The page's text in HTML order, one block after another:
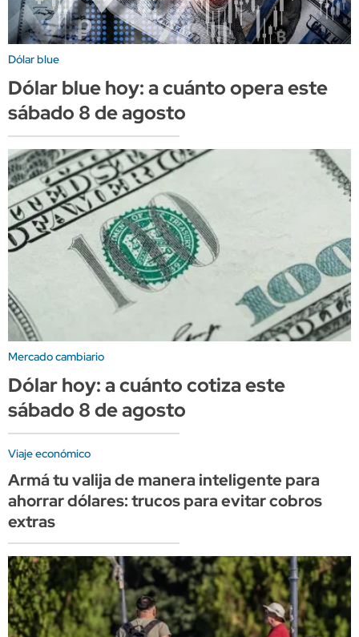
Dólar blue
Dólar blue hoy: a cuánto opera este
sábado 8 de agosto
Mercado cambiario
Dólar hoy: a cuánto cotiza este
sábado 8 de agosto
Viaje económico
Armá tu valija de manera inteligente para
ahorrar dólares: trucos para evitar cobros
extras